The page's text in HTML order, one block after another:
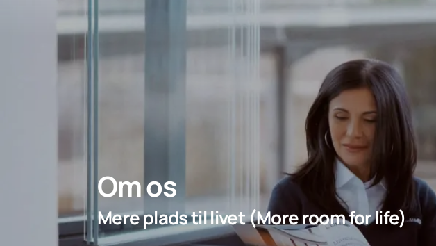
Om os
Mere plads til livet (More room for life)